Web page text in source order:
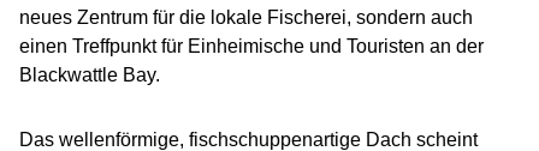
neues Zentrum für die lokale Fischerei, sondern auch
einen Treffpunkt für Einheimische und Touristen an der
Blackwattle Bay.
Das wellenförmige, fischschuppenartige Dach scheint